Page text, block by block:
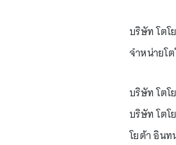
บริษัท โต
จำหน่ายโ
บริษัท โต
บริษัท โต
โยต้า อิน